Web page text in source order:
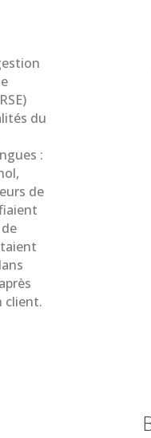
du
:
de
client.